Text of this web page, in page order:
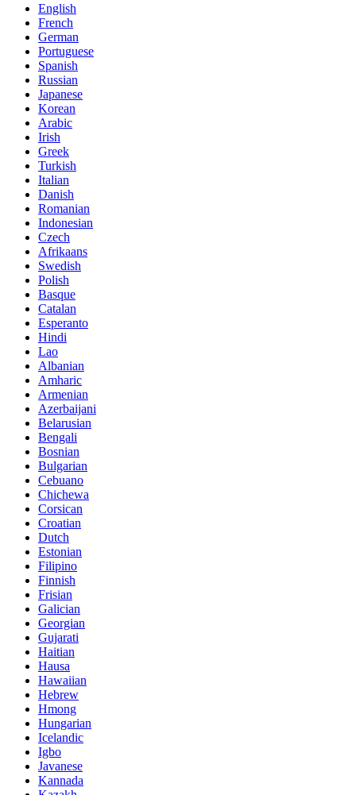
English
French
German
Portuguese
Spanish
Russian
Japanese
Korean
Arabic
Irish
Greek
Turkish
Italian
Danish
Romanian
Indonesian
Czech
Afrikaans
Swedish
Polish
Basque
Catalan
Esperanto
Hindi
Lao
Albanian
Amharic
Armenian
Azerbaijani
Belarusian
Bengali
Bosnian
Bulgarian
Cebuano
Chichewa
Corsican
Croatian
Dutch
Estonian
Filipino
Finnish
Frisian
Galician
Georgian
Gujarati
Haitian
Hausa
Hawaiian
Hebrew
Hmong
Hungarian
Icelandic
Igbo
Javanese
Kannada